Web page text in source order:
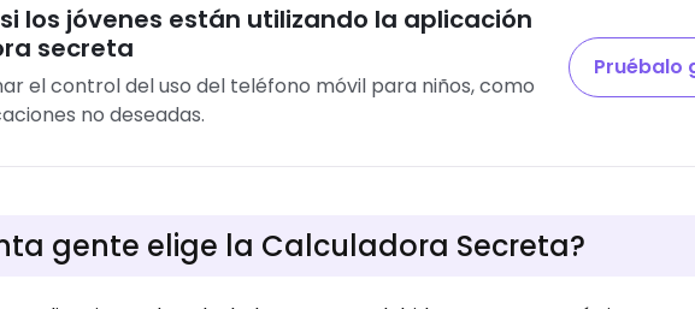
los jóvenes están utilizando la aplicación
secreta
el control del uso del teléfono móvil para niños, como
no deseadas.
Pruébalo
gente elige la Calculadora Secreta?